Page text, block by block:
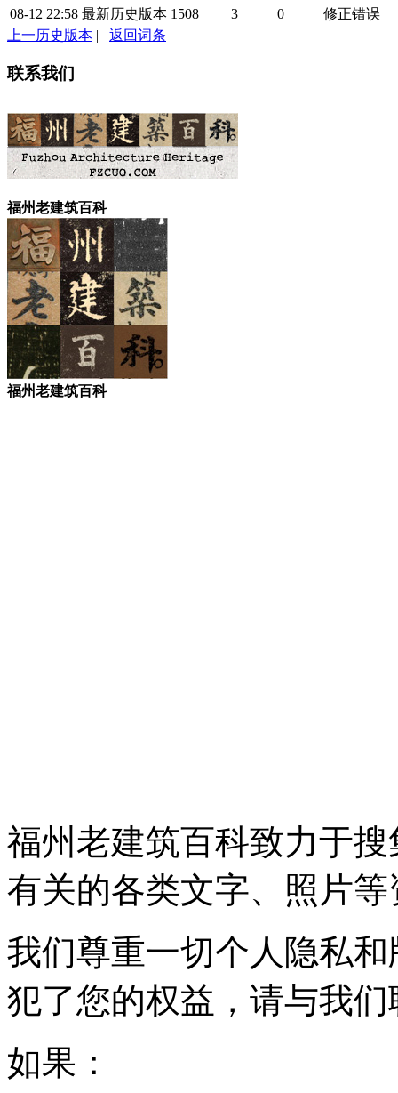
08-12 22:58 最新历史版本 1508 3 0
修正错误
上一历史版本 | 返回词条
联系我们
福州老建筑百科
福州老建筑百科
福州老建筑百科致力于
有关的各类文字、照片等
我们尊重一切个人隐私
犯了您的权益，请与我们
如果：